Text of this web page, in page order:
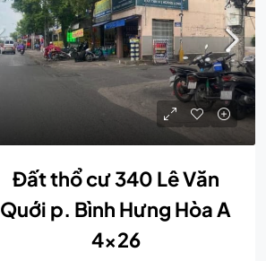
Đất thổ cư 340 Lê Văn
Quới p. Bình Hưng Hòa A
4×26